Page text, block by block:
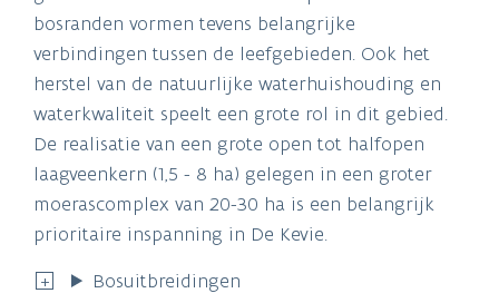
bosranden vormen tevens belangrijke
verbindingen tussen de leefgebieden. Ook het
herstel van de natuurlijke waterhuishouding en
waterkwaliteit speelt een grote rol in dit gebied.
De realisatie van een grote open tot halfopen
laagveenkern (1,5 - 8 ha) gelegen in een groter
moerascomplex van 20-30 ha is een belangrijk
prioritaire inspanning in De Kevie.
Bosuitbreidingen